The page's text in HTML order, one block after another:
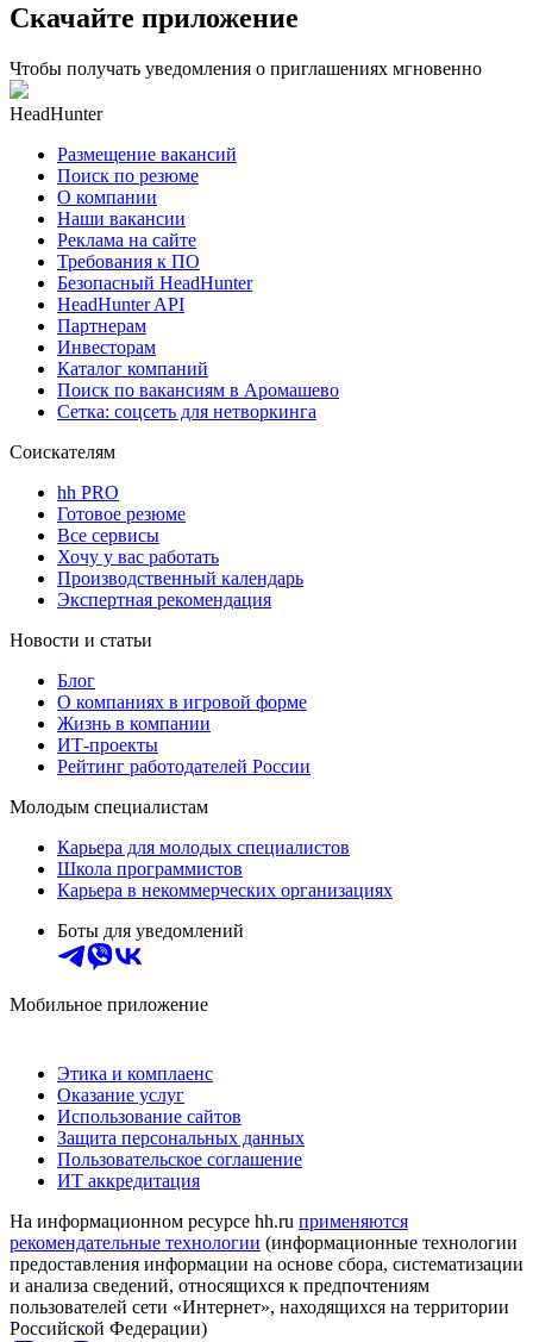
Скачайте приложение
Чтобы получать уведомления о приглашениях мгновенно
HeadHunter
Размещение вакансий
Поиск по резюме
О компании
Наши вакансии
Реклама на сайте
Требования к ПО
Безопасный HeadHunter
HeadHunter API
Партнерам
Инвесторам
Каталог компаний
Поиск по вакансиям в Аромашево
Сетка: соцсеть для нетворкинга
Соискателям
hh PRO
Готовое резюме
Все сервисы
Хочу у вас работать
Производственный календарь
Экспертная рекомендация
Новости и статьи
Блог
О компаниях в игровой форме
Жизнь в компании
ИТ-проекты
Рейтинг работодателей России
Молодым специалистам
Карьера для молодых специалистов
Школа программистов
Карьера в некоммерческих организациях
Боты для уведомлений
Мобильное приложение
Этика и комплаенс
Оказание услуг
Использование сайтов
Защита персональных данных
Пользовательское соглашение
ИТ аккредитация
На информационном ресурсе hh.ru применяются
рекомендательные технологии (информационные технологии
предоставления информации на основе сбора, систематизации
и анализа сведений, относящихся к предпочтениям
пользователей сети «Интернет», находящихся на территории
Российской Федерации)